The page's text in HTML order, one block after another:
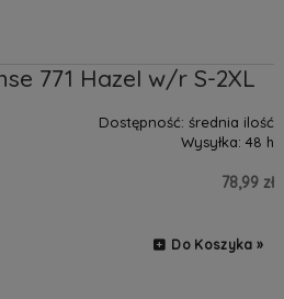
771 Hazel w/r S-2XL
Dostępność: średnia ilość
Wysyłka: 48 h
78,99 zł
Do Koszyka »